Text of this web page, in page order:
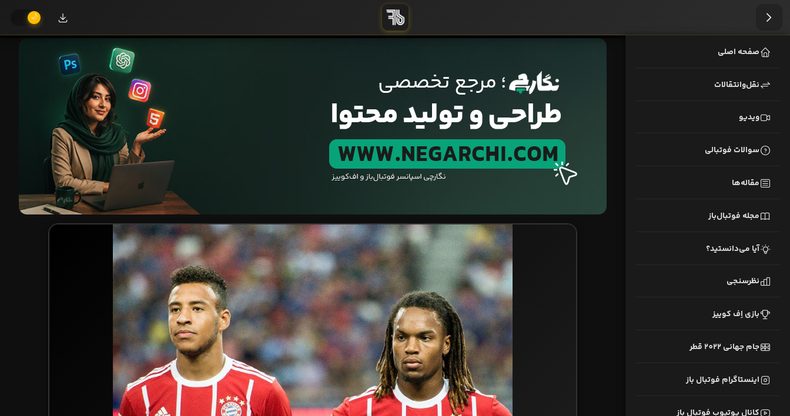
صفحه اصلی
نقل‌وانتقالات
ویدیو
سوالات فوتبالی
مقاله‌ها
مجله فوتبال‌باز
آیا می‌دانستید؟
نظرسنجی
بازی اِف کوییز
جام جهانی 2022 قطر
اینستاگرام فوتبال باز
کانال یوتیوب فوتبال باز